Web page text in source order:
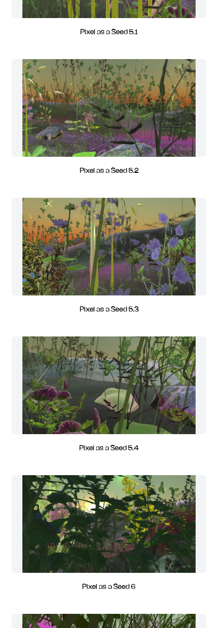
Pixel as a Seed 5.1
Pixel as a Seed 5.2
Pixel as a Seed 5.3
Pixel as a Seed 5.4
Pixel as a Seed 6